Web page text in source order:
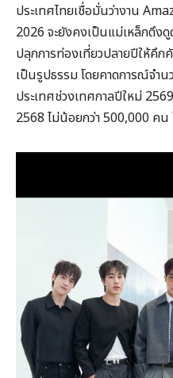
ประเทศไทยเชื่อมั่นว่างาน
2026 จะยังคงเป็นแม่เหล็กดึง
ปลุกการท่องเที่ยวปลายปีให้คึก
เป็นรูปธรรม โดยคาดการณ์จำ
ประเทศช่วงเทศกาลปีใหม่
2568 ไม่น้อยกว่า 500,000 คน